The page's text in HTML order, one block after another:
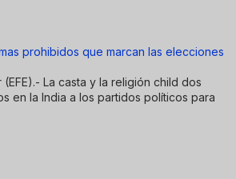
prohibidos que marcan las elecciones
La casta y la religión child dos
en la India a los partidos políticos para